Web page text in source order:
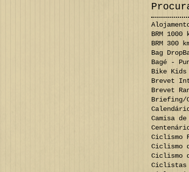
BRM 1000
BRM 300
Bag Drop
Bagé -
Bike Kids
Brevet
Brevet
Briefing/
Camisa
Ciclismo
Ciclismo
Ciclismo
Ciclistas